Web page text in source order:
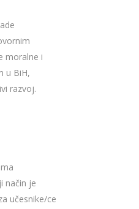
moralne i
u BiH,
razvoj.
način je
učesnike/ce